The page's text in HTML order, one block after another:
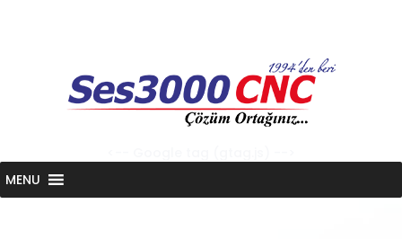
content
MENU